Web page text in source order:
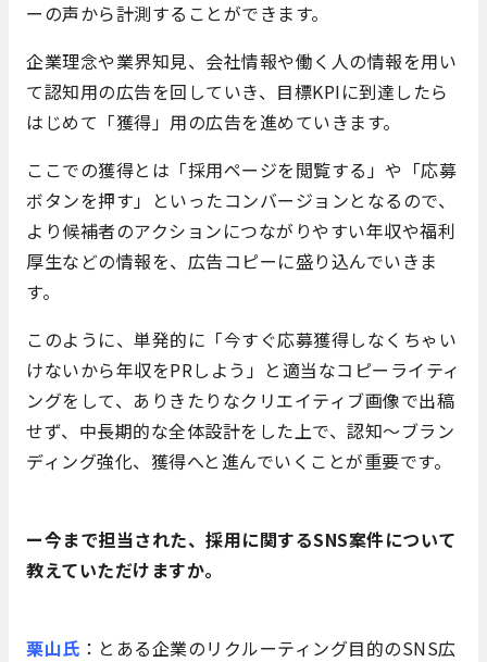
ーの声から計測することができます。
企業理念や業界知見、会社情報や働く人の情報を用い
て認知用の広告を回していき、目標KPIに到達したら
はじめて「獲得」用の広告を進めていきます。
ここでの獲得とは「採用ページを閲覧する」や「応募
ボタンを押す」といったコンバージョンとなるので、
より候補者のアクションにつながりやすい年収や福利
厚生などの情報を、広告コピーに盛り込んでいきま
す。
このように、単発的に「今すぐ応募獲得しなくちゃい
けないから年収をPRしよう」と適当なコピーライティ
ングをして、ありきたりなクリエイティブ画像で出稿
せず、中長期的な全体設計をした上で、認知～ブラン
ディング強化、獲得へと進んでいくことが重要です。
ー今まで担当された、採用に関するSNS案件について
教えていただけますか。
栗山氏 ：とある企業のリクルーティング目的のSNS広